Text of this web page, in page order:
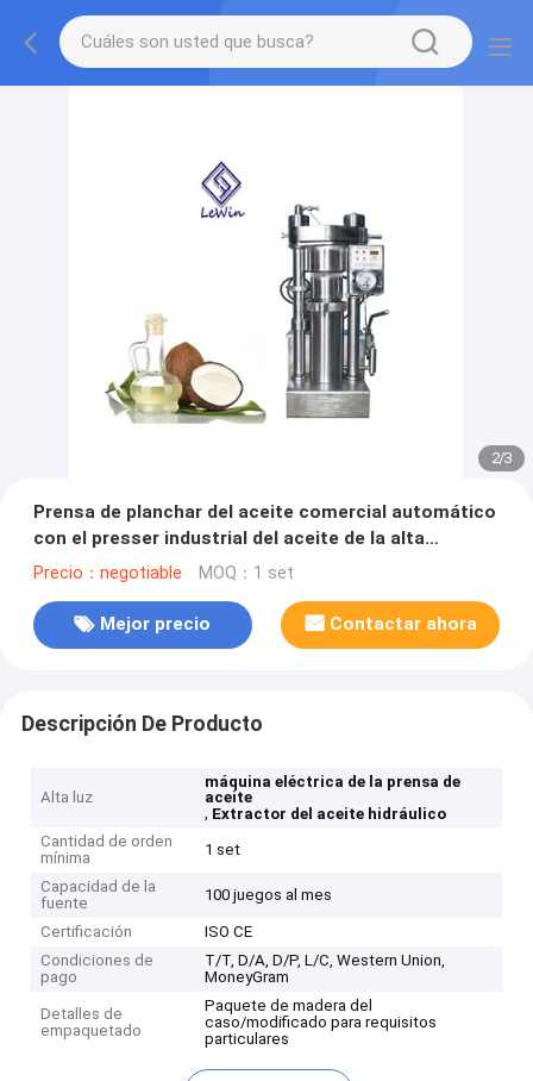
2/3
Prensa de planchar del aceite comercial automático
con el presser industrial del aceite de la alta
producción del aceite
Precio：negotiable MOQ：1 set
Mejor precio Contactar ahora
Descripción De Producto
Alta luz
máquina eléctrica de la prensa de
aceite
, Extractor del aceite hidráulico
Cantidad de orden
mínima
1 set
Capacidad de la
fuente
100 juegos al mes
Certificación
ISO CE
Condiciones de
pago
T/T, D/A, D/P, L/C, Western Union,
MoneyGram
Detalles de
empaquetado
Paquete de madera del
caso/modificado para requisitos
particulares